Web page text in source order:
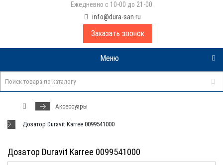
Ежедневно с 10-00 до 21-00
info@dura-san.ru
Заказать звонок
Меню
Аксессуары
Дозатор Duravit Karree 0099541000
Дозатор Duravit Karree 0099541000